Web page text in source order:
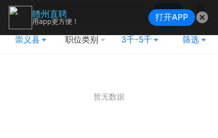
搜索
地图
崇义县 职位类别 3千-5千 筛选
暂无数据
赣州直聘
用app更方便！ 打开APP